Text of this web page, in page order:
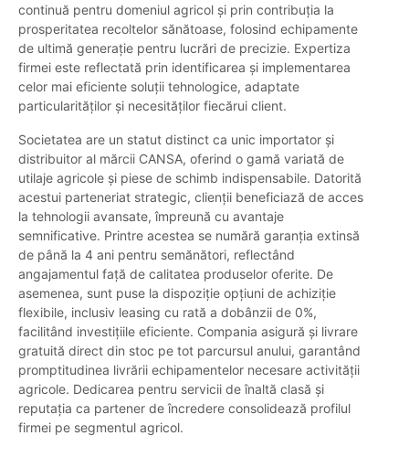
continuă pentru domeniul agricol și prin contribuția la
prosperitatea recoltelor sănătoase, folosind echipamente
de ultimă generație pentru lucrări de precizie. Expertiza
firmei este reflectată prin identificarea și implementarea
celor mai eficiente soluții tehnologice, adaptate
particularităților și necesităților fiecărui client.
Societatea are un statut distinct ca unic importator și
distribuitor al mărcii CANSA, oferind o gamă variată de
utilaje agricole și piese de schimb indispensabile. Datorită
acestui parteneriat strategic, clienții beneficiază de acces
la tehnologii avansate, împreună cu avantaje
semnificative. Printre acestea se numără garanția extinsă
de până la 4 ani pentru semănători, reflectând
angajamentul față de calitatea produselor oferite. De
asemenea, sunt puse la dispoziție opțiuni de achiziție
flexibile, inclusiv leasing cu rată a dobânzii de 0%,
facilitând investițiile eficiente. Compania asigură și livrare
gratuită direct din stoc pe tot parcursul anului, garantând
promptitudinea livrării echipamentelor necesare activității
agricole. Dedicarea pentru servicii de înaltă clasă și
reputația ca partener de încredere consolidează profilul
firmei pe segmentul agricol.